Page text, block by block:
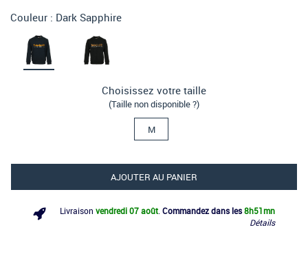
Couleur : Dark Sapphire
Choisissez votre taille
(Taille non disponible ?)
M
AJOUTER AU PANIER
Livraison vendredi 07 août Commandez dans les8h51mn
Détails